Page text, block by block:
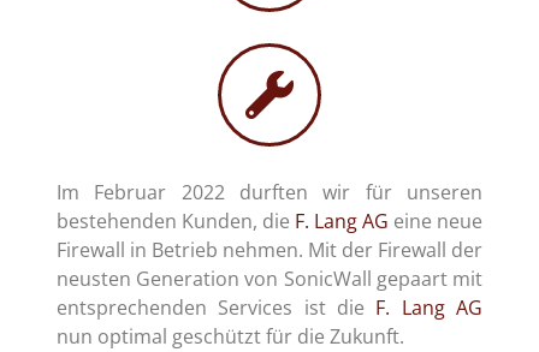
Im Februar 2022 durften wir für unseren
bestehenden Kunden, die F. Lang AG eine neue
Firewall in Betrieb nehmen. Mit der Firewall der
neusten Generation von SonicWall gepaart mit
entsprechenden Services ist die F. Lang AG
nun optimal geschützt für die Zukunft.